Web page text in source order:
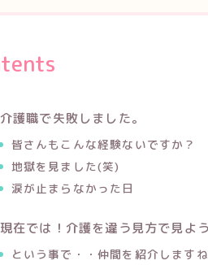
介護職で失敗しました。
皆さんもこんな経験ないですか？
地獄を見ました(笑)
涙が止まらなかった日
現在では！介護を違う見方で見よ
という事で・・仲間を紹介しますね